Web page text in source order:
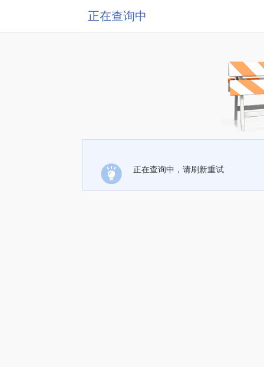
正在查询中
正在查询中，请刷新重试